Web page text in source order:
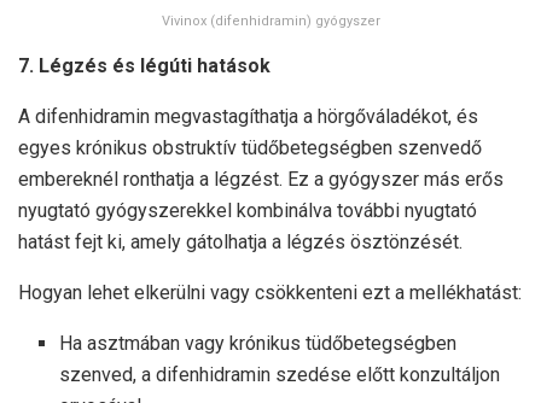
Vivinox (difenhidramin) gyógyszer
7. Légzés és légúti hatások
A difenhidramin megvastagíthatja a hörgőváladékot, és
egyes krónikus obstruktív tüdőbetegségben szenvedő
embereknél ronthatja a légzést. Ez a gyógyszer más erős
nyugtató gyógyszerekkel kombinálva további nyugtató
hatást fejt ki, amely gátolhatja a légzés ösztönzését.
Hogyan lehet elkerülni vagy csökkenteni ezt a mellékhatást:
Ha asztmában vagy krónikus tüdőbetegségben
szenved, a difenhidramin szedése előtt konzultáljon